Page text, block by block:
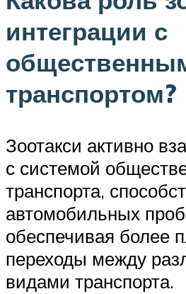
интеграции с
транспортом?
Зоотакси активно
с системой
транспорта,
автомобильных
обеспечивая более
переходы между
видами транспорта.